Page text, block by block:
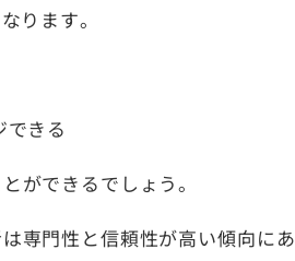
ります。
きる
ができるでしょう。
専門性と信頼性が高い傾向にあ